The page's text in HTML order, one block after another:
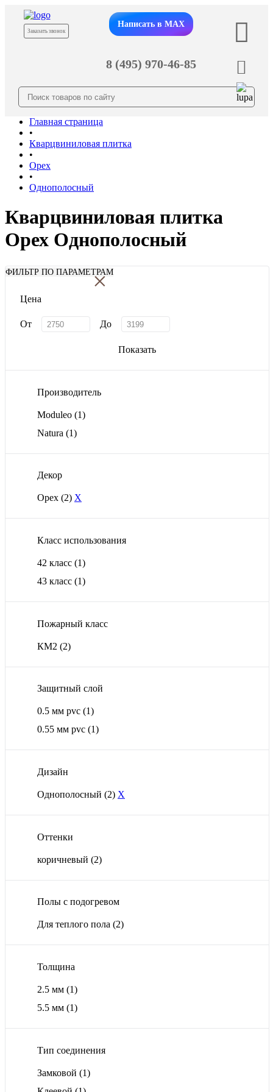
Заказать звонок
Написать в MAX
8 (495) 970-46-85
Главная страница
•
Кварцвиниловая плитка
•
Орех
•
Однополосный
Кварцвиниловая плитка
Орех Однополосный
ФИЛЬТР ПО ПАРАМЕТРАМ
×
Цена
От До
Показать
Производитель
Moduleo (1)
Natura (1)
Декор
Орех (2) X
Класс использования
42 класс (1)
43 класс (1)
Пожарный класс
КМ2 (2)
Защитный слой
0.5 мм pvc (1)
0.55 мм pvc (1)
Дизайн
Однополосный (2) X
Оттенки
коричневый (2)
Полы с подогревом
Для теплого пола (2)
Толщина
2.5 мм (1)
5.5 мм (1)
Тип соединения
Замковой (1)